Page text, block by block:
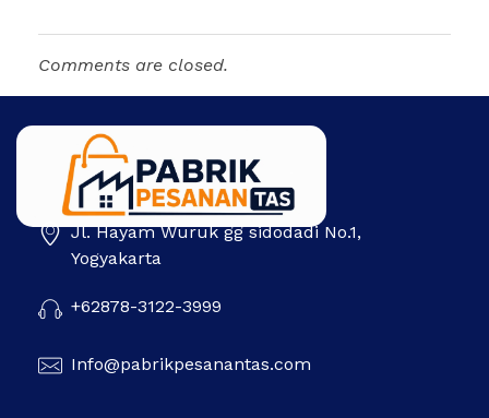
Comments are closed.
Pabrik Pesanan Tas Jl. Hayam Wuruk gg sidodadi No.1,
Yogyakarta
+62878-3122-3999
Info@pabrikpesanantas.com